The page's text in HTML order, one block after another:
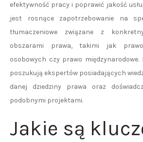
efektywność pracy i poprawić jakość
jest rosnące zapotrzebowanie na
tłumaczeniowe związane z
obszarami prawa, takimi jak
osobowych czy prawo międzynarodowe.
poszukują ekspertów posiadających
danej dziedziny prawa oraz
podobnymi projektami.
Jakie są